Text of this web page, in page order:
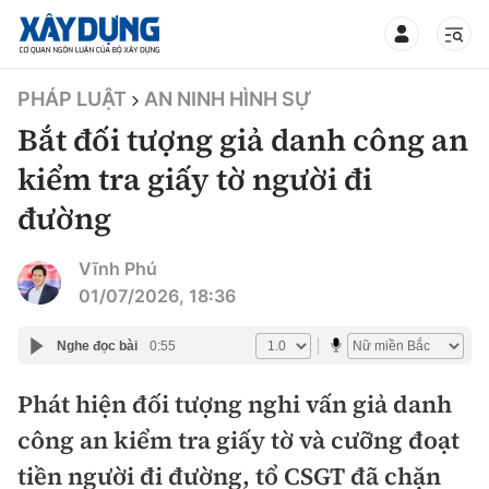
TIN BỘ XÂY DỰNG
CHUYÊN MỤC
Mới nhất
Thời sự
Chính trị
Xã hội
Xây dựng
Chỉ đạo điều hành
Giao thông
PHÁP LUẬT AN NINH HÌNH SỰ
Bắt đối tượng giả danh công an
kiểm tra giấy tờ người đi
đường
Vĩnh Phú
01/07/2026, 18:36
Nghe đọc bài 0:55
Phát hiện đối tượng nghi vấn giả danh
công an kiểm tra giấy tờ và cưỡng đoạt
tiền người đi đường, tổ CSGT đã chặn